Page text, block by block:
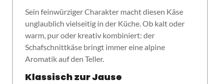
Sein feinwürziger Charakter macht diesen Käse
unglaublich vielseitig in der Küche. Ob kalt oder
warm, pur oder kreativ kombiniert: der
Schafschnittkäse bringt immer eine alpine
Aromatik auf den Teller.
Klassisch zur Jause